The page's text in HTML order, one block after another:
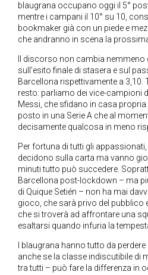
blaugrana occupano oggi il 5°
mentre i campani il 10° su 10,
bookmaker già con un piede e
che andranno in scena la
Il discorso non cambia
sull’esito finale di stasera e sul
Barcellona rispettivamente a 3,10.
resto: parliamo dei vice-campioni
Messi, che sfidano in casa propria
posto in una Serie A che al
decisamente qualcosa in meno
Per fortuna di tutti gli
decidono sulla carta ma vanno
minuti tutto può succedere.
Barcellona post-lockdown – ma
di Quique Setién – non ha mai
gioco, che sarà privo del pubblico
che si troverà ad affrontare una
esaltarsi quando infuria la
I blaugrana hanno tutto da
anche se la classe indiscutibile di
tra tutti – può fare la differenza in